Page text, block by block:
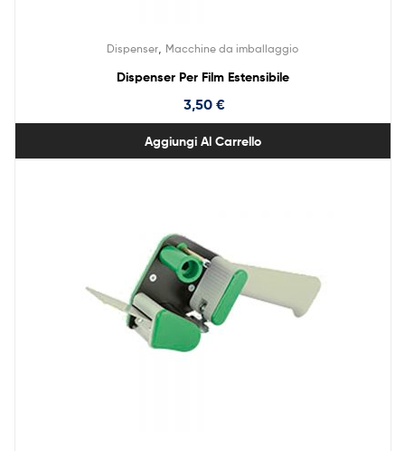
Dispenser Macchine da imballaggio
Dispenser Per Film Estensibile
3,50 €
Aggiungi Al Carrello